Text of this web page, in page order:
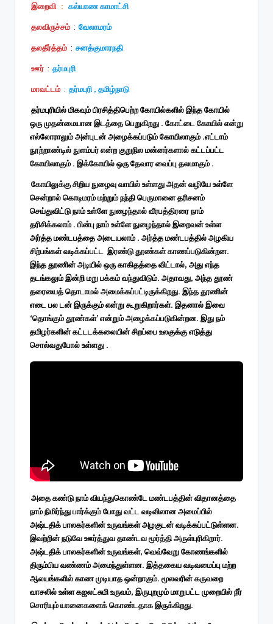
இறைவி : கல்யாண காமாட்சி
தலவிருச்சம் : வேலாமரம்
தலதீர்த்தம் : சனத்குமாரநதி
ஊர் : தர்மபுரி
மாவட்டம் : தர்மபுரி , தமிழ்நாடு
தர்மபுரியில் மிகவும் பிரசித்திபெற்ற கோயில்களில் இந்த கோயில்
ஒரு முதன்மையான இடத்தை பெறுகிறது . கோட்டை கோயில் என்று
எல்லோராலும் அன்புடன் அழைக்கப்படும் கோயிலாகும் .எட்டாம்
நூற்றாண்டில் நுளம்பர் என்ற குறுநில மன்னர்களால் கட்டப்பட்ட
கோயிலாகும் . இக்கோயில் ஒரு தேவார வைப்பு தலமாகும் .
கோயிலுக்கு சிறிய நுழைவு வாயில் உள்ளது அதன் வழியே உள்ளே
சென்றால் கொடிமரம் மற்றும் நந்தி பெருமானை தரிசனம்
செய்துவிட்டு நாம் உள்ளே நுழைந்தால் வீரபத்திரரை நாம்
தரிசிக்கலாம் . பின்பு நாம் உள்ளே நுழைந்தால் இறைவன் உள்ள
அர்த்த மண்டபத்தை அடையலாம் . அர்த்த மண்டபத்தில் அழகிய
சிற்பங்கள் வடிக்கப்பட்ட இரண்டு தூண்கள் காணப்படுகின்றன.
இந்த தூணின் அடியில் ஒரு காகிதத்தை விட்டால், அது எந்த
தடங்கலும் இன்றி மறு பக்கம் வந்துவிடும். அதாவது, அந்த தூண்
தரையைத் தொடாமல் அமைக்கப்பட்டிருக்கிறது. இந்த தூணின்
எடை பல டன் இருக்கும் என்று கூறுகிறார்கள். இதனால் இவை
‘தொங்கும் தூண்கள்’ என்றும் அழைக்கப்படுகின்றன. இது நம்
தமிழர்களின் கட்டடக்கலையின் சிறப்பை உலகுக்கு எடுத்து
சொல்வதுபோல் உள்ளது .
அதை கண்டு நாம் வியந்துகொண்டே மண்டபத்தின் விதானத்தை
நாம் நிமிர்ந்து பார்க்கும் போது வட்ட வடிவிலான அமைப்பில்
அஷ்டதிக் பாலகர்களின் உருவங்கள் அழகுடன் வடிக்கப்பட்டுள்ளன.
இவற்றின் நடுவே ஊர்த்துவ தாண்டவ மூர்த்தி அருள்புரிகிறார்.
அஷ்டதிக் பாலகர்களின் உருவங்கள், வெவ்வேறு கோணங்களில்
திரும்பிய வண்ணம் அமைந்துள்ளன. இத்தகைய வடிவமைப்பு மற்ற
ஆலயங்களில் காண முடியாத ஒன்றாகும். மூலவரின் கருவறை
வாசலில் உள்ள கஜலட்சுமி உருவம், இருபுறமும் மாறுபட்ட முறையில் நீர்
சொரியும் யானைகளைக் கொண்டதாக இருக்கிறது.